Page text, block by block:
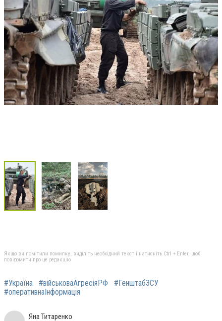
Якщо ви помітили помилку, виділіть необхідний текст і натисніть Ctrl + Enter, щоб
повідомити про це редакцію
#Україна #військоваАгресіяРФ
#ГенштабЗСУ
#оперативнаІнформація
Яна Титаренко